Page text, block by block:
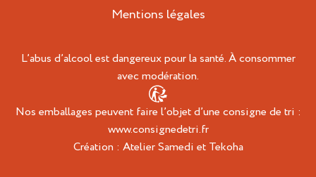
Mentions légales
L’abus d’alcool est dangereux pour la santé. À consommer
avec modération.
Nos emballages peuvent faire l’objet d’une consigne de tri :
www.consignedetri.fr
Création : Atelier Samedi et Tekoha